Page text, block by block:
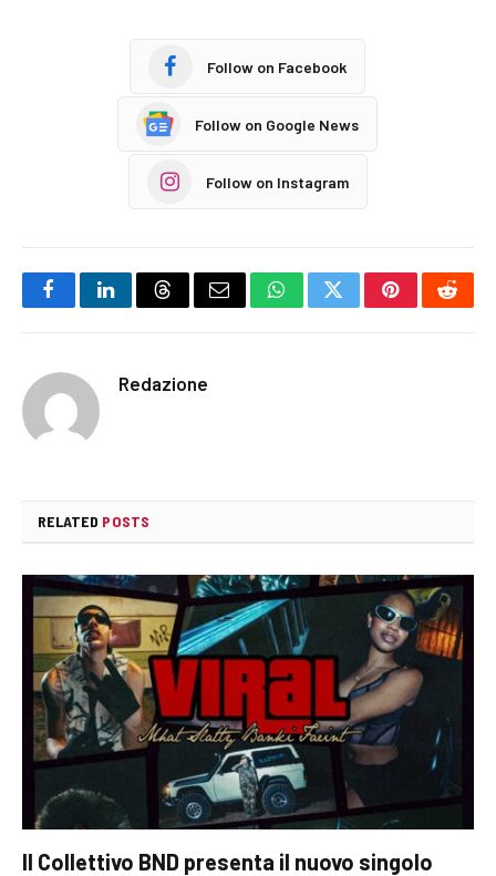
Follow on Facebook
Follow on Google News
Follow on Instagram
FacebookLinkedInThreadsEmail WhatsAppTwitterPinterest
Redazione
RELATED POSTS
Il Collettivo BND presenta il nuovo singolo